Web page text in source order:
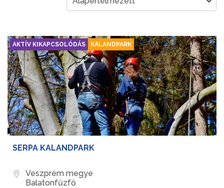
AKTÍV KIKAPCSOLÓDÁS KALANDPARK
SERPA KALANDPARK
Veszprém megye
Balatonfűzfő